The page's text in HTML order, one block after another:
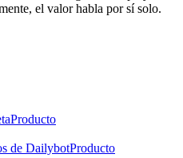
el valor habla por sí solo.
Producto
de DailybotProducto